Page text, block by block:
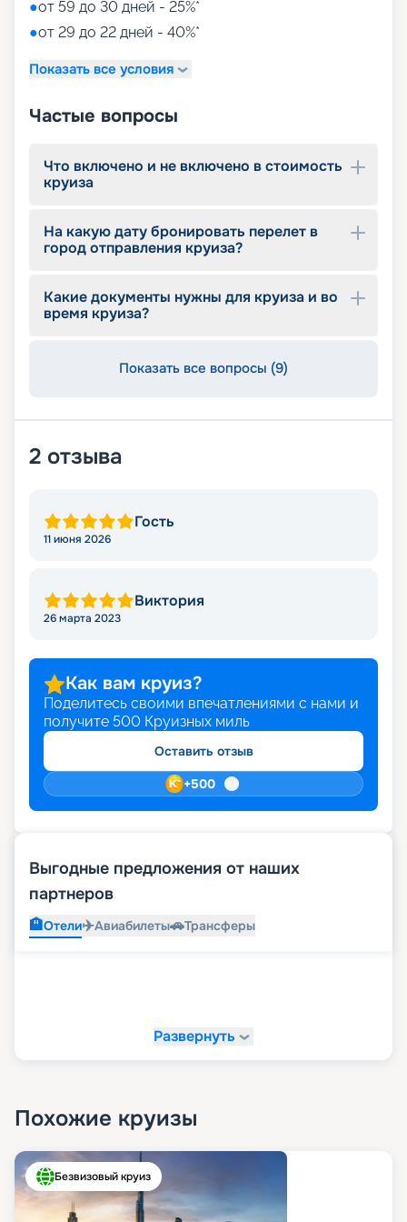
Путешествуйте с
«Круиз.онлайн»
Наша компания предлагает купить путевки на
круизы MSC World Europa не выходя из дома. На
информацию для выбора тура: расписание
круизов на 2026 - 2027 г., характеристики
Опытные специалисты с удовольствием
проконсультируют вас, помогут с оформлением
оказывать информационную поддержку на
протяжении круиза. Бронируйте путевки и
отправляйтесь в сказочное путешествие на
●от 59 до 30 дней - 25%*
●от 29 до 22 дней - 40%*
Показать все условия
Частые вопросы
Что включено и не включено в стоимость
круиза
На какую дату бронировать перелет в
город отправления круиза?
Какие документы нужны для круиза и во
время круиза?
Показать все вопросы (9)
2 отзыва
Гость
11 июня 2026
Виктория
26 марта 2023
Как вам круиз?
Поделитесь своими впечатлениями с нами и
получите 500 Круизных миль
Оставить отзыв
+500
Выгодные предложения от наших
партнеров
🏨Отели✈️Авиабилеты🚗Трансферы
Развернуть
Похожие круизы
Безвизовый круиз